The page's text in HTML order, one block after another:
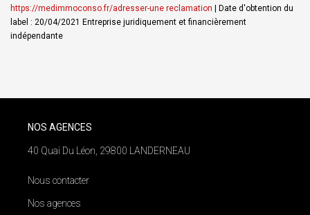
https://medimmoconso.fr/adresser-une reclamation | Date d'obtention du
label : 20/04/2021 Entreprise juridiquement et financièrement
indépendante
NOS AGENCES
40 Quai Du Léon, 29800 LANDERNEAU
Nous contacter
Nos agences